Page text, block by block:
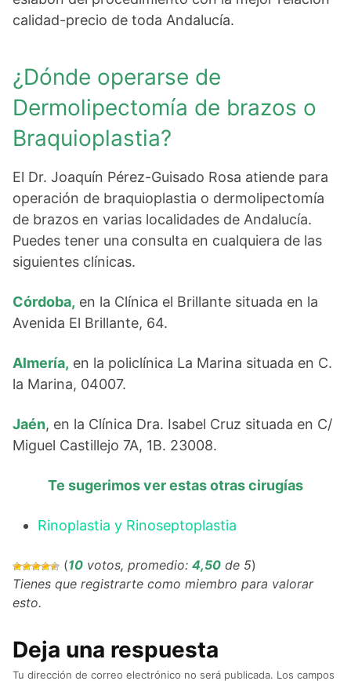
calidad-precio de toda Andalucía.
¿Dónde operarse de
Dermolipectomía de brazos o
Braquioplastia?
El Dr. Joaquín Pérez-Guisado Rosa atiende para
operación de braquioplastia o dermolipectomía
de brazos en varias localidades de Andalucía.
Puedes tener una consulta en cualquiera de las
siguientes clínicas.
Córdoba, en la Clínica el Brillante situada en la
Avenida El Brillante, 64.
Almería, en la policlínica La Marina situada en C.
la Marina, 04007.
Jaén, en la Clínica Dra. Isabel Cruz situada en C/
Miguel Castillejo 7A, 1B. 23008.
Te sugerimos ver estas otras cirugías
Rinoplastia y Rinoseptoplastia
(10 votos, promedio: 4,50 de 5)
Tienes que registrarte como miembro para valorar
esto.
Deja una respuesta
Tu dirección de correo electrónico no será publicada. Los campos